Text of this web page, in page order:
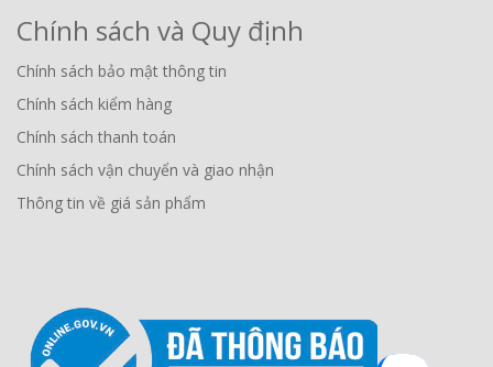
Chính sách và Quy định
Chính sách bảo mật thông tin
Chính sách kiểm hàng
Chính sách thanh toán
Chính sách vận chuyển và giao nhận
Thông tin về giá sản phẩm